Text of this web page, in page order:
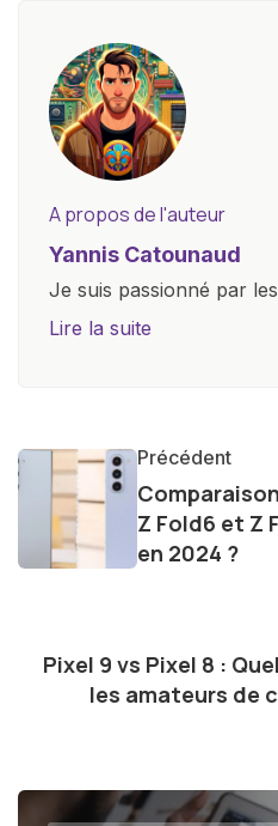
A propos de l'auteur
Yannis Catounaud
Je suis passionné par
plus jeune âge. Mon
et bien d'autres gadgets
d'une curiosité
dernières tendances et
avec enthousiasme mes
l'exploration constante
technologie me permet
lecteurs un aperçu
Lire la suite
Précédent
Z Fold6 et Z
en 2024 ?
Pixel 9 vs Pixel 8 :
les amateurs de